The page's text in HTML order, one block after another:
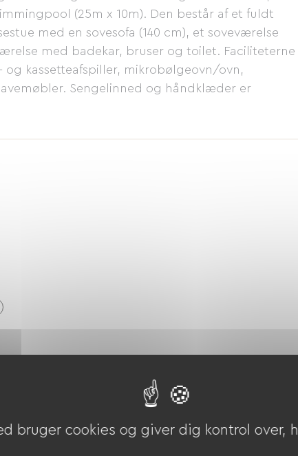
(25m x 10m). Den består af et fuldt
med en sovesofa (140 cm), et soveværelse
med badekar, bruser og toilet. Faciliteterne
kassetteafspiller, mikrobølgeovn/ovn,
Sengelinned og håndklæder er
bruger cookies og giver dig kontrol over,